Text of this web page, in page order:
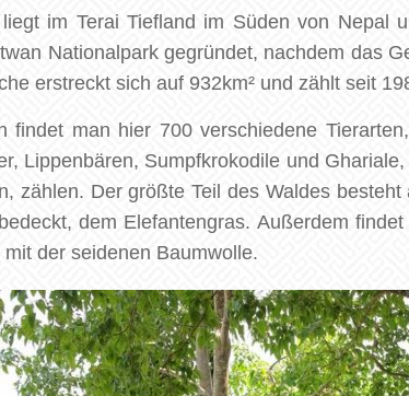
im Terai Tiefland im Süden von Nepal
Nationalpark gegründet, nachdem das
erstreckt sich auf 932km² und zählt seit
findet man hier 700 verschiedene
Lippenbären, Sumpfkrokodile und
zählen. Der größte Teil des Waldes
dem Elefantengras. Außerdem
der seidenen Baumwolle.